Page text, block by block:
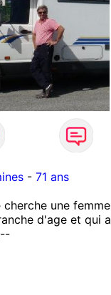
- 71 ans
cherche une femme
d'age et qui a